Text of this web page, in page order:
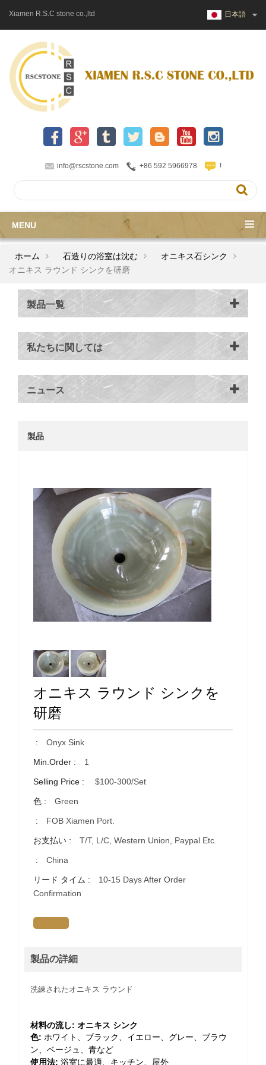
Xiamen R.S.C stone co.,ltd 日本語
info@rscstone.com +86 592 5966978 !
MENU
ホーム 石造りの浴室は沈む
オニキス石シンク
オニキス ラウンド シンクを研磨
製品一覧
私たちに関しては
ニュース
製品
オニキス ラウンド シンクを
研磨
: Onyx Sink
Min.Order : 1
Selling Price : $100-300/set
色 : Green
: FOB Xiamen Port.
お支払い : T/T, L/C, Western Union, Paypal Etc.
: China
リード タイム :
10-15 Days After Order
Confirmation
製品の詳細
洗練されたオニキス ラウンド
材料の流し: オニキス シンク
色: ホワイト、ブラック、イエロー、グレー、ブラウ
ン、ベージュ、青など
使用法: 浴室に最適、キッチン、屋外